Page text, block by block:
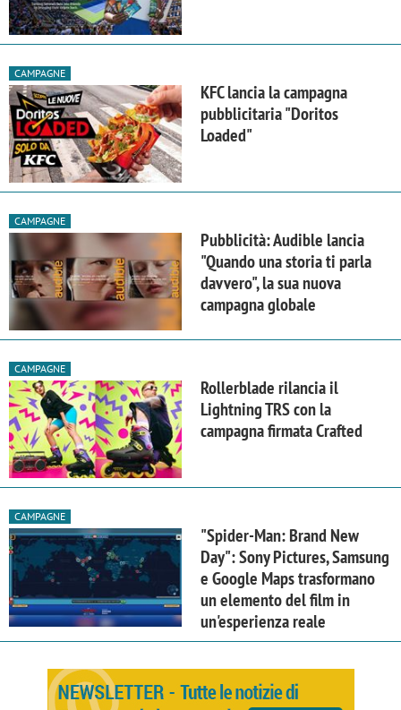
CAMPAGNE
KFC lancia la campagna
pubblicitaria "Doritos
Loaded"
CAMPAGNE
Pubblicità: Audible lancia
"Quando una storia ti parla
davvero", la sua nuova
campagna globale
CAMPAGNE
Rollerblade rilancia il
Lightning TRS con la
campagna firmata Crafted
CAMPAGNE
"Spider-Man: Brand New
Day": Sony Pictures, Samsung
e Google Maps trasformano
un elemento del film in
un'esperienza reale